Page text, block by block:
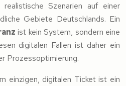
Szenarien auf einer
Gebiete Deutschlands. Ein
ist kein System, sondern eine
digitalen Fallen ist daher ein
Prozessoptimierung.
einzigen, digitalen Ticket ist ein